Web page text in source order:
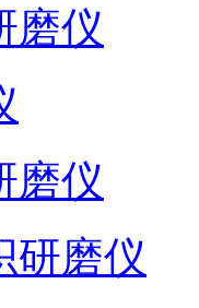
磨仪
磨仪
研磨仪